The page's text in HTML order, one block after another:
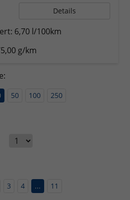
Details
6,70 l/100km
g/km
50 100 250
3 4 ... 11